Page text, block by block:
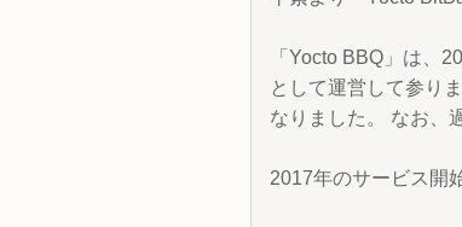
「Yocto BBQ」は、
として運営して参り
なりました。 なお、
2017年のサービス開